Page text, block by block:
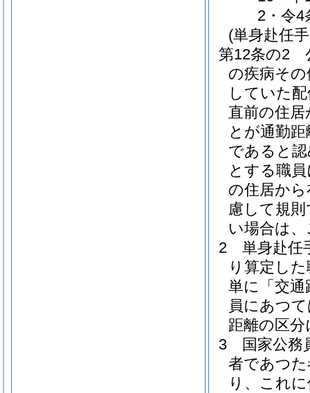
2・令4
(単身赴任
第12条の2
の疾病そ
していた
直前の住
とが通勤
であると
とする職
の住居か
慮して規
い場合は
2
単身赴任
り算定し
単に「交
員にあつ
距離の区
3
国家公務
者であつ
り、これ